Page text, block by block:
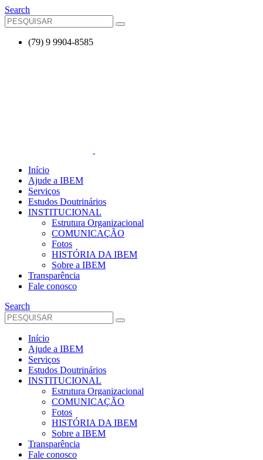
Search
(79) 9 9904-8585
Início
Ajude a IBEM
Serviços
Estudos Doutrinários
INSTITUCIONAL
Estrutura Organizacional
COMUNICAÇÃO
Fotos
HISTÓRIA DA IBEM
Sobre a IBEM
Transparência
Fale conosco
Search
Início
Ajude a IBEM
Serviços
Estudos Doutrinários
INSTITUCIONAL
Estrutura Organizacional
COMUNICAÇÃO
Fotos
HISTÓRIA DA IBEM
Sobre a IBEM
Transparência
Fale conosco